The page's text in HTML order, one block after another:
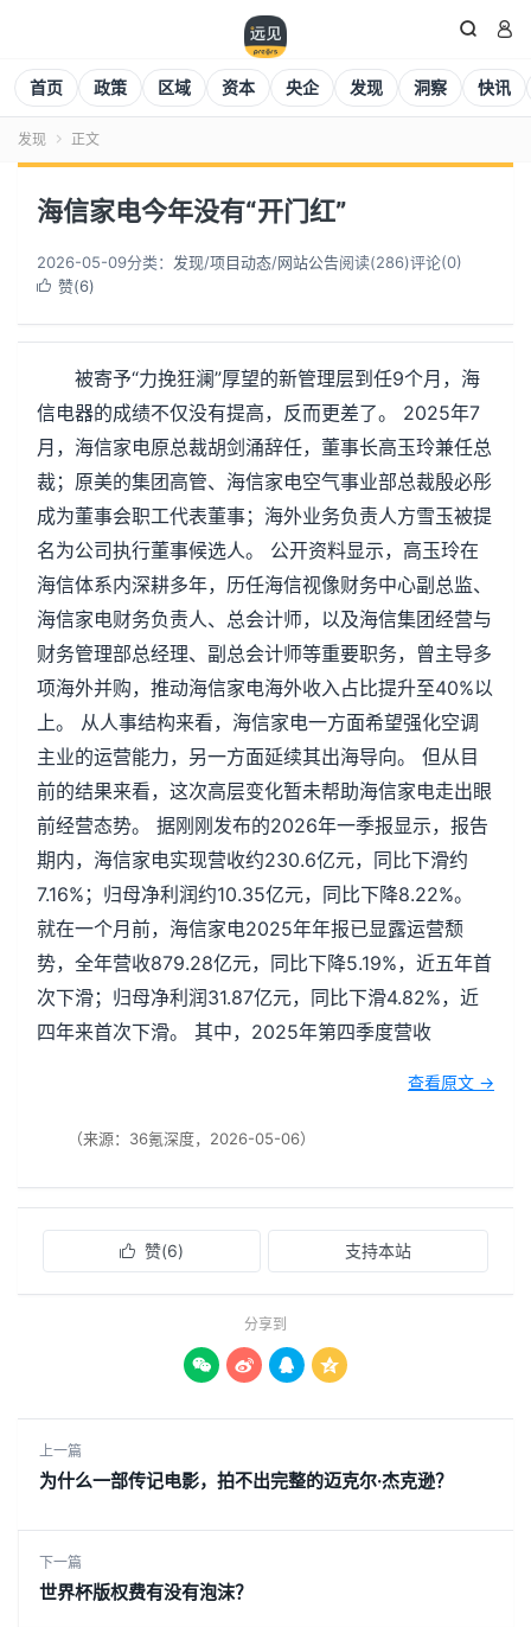
 
首页 政策 区域 资本 央企 发现 洞察 快讯
发现  正文
海信家电今年没有“开门红”
2026-05-09分类： 发现/项目动态/网站公告阅读(286)评论(0)
 赞(6)
被寄予“力挽狂澜”厚望的新管理层到任9个月，海
信电器的成绩不仅没有提高，反而更差了。 2025年7
月，海信家电原总裁胡剑涌辞任，董事长高玉玲兼任总
裁；原美的集团高管、海信家电空气事业部总裁殷必彤
成为董事会职工代表董事；海外业务负责人方雪玉被提
名为公司执行董事候选人。 公开资料显示，高玉玲在
海信体系内深耕多年，历任海信视像财务中心副总监、
海信家电财务负责人、总会计师，以及海信集团经营与
财务管理部总经理、副总会计师等重要职务，曾主导多
项海外并购，推动海信家电海外收入占比提升至40%以
上。 从人事结构来看，海信家电一方面希望强化空调
主业的运营能力，另一方面延续其出海导向。 但从目
前的结果来看，这次高层变化暂未帮助海信家电走出眼
前经营态势。 据刚刚发布的2026年一季报显示，报告
期内，海信家电实现营收约230.6亿元，同比下滑约
7.16%；归母净利润约10.35亿元，同比下降8.22%。
就在一个月前，海信家电2025年年报已显露运营颓
势，全年营收879.28亿元，同比下降5.19%，近五年首
次下滑；归母净利润31.87亿元，同比下滑4.82%，近
四年来首次下滑。 其中，2025年第四季度营收
查看原文 →
（来源：36氪深度，2026-05-06）
 赞(6) 支持本站
分享到
   
上一篇
为什么一部传记电影，拍不出完整的迈克尔·杰克逊？
下一篇
世界杯版权费有没有泡沫？